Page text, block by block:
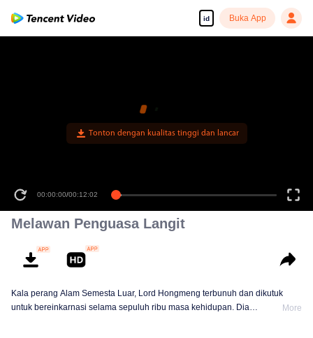
id Buka App
Tonton dengan kualitas tinggi dan lancar
00:00:00/00:12:02
Melawan Penguasa Langit
Kala perang Alam Semesta Luar, Lord Hongmeng terbunuh dan dikutuk
untuk bereinkarnasi selama sepuluh ribu masa kehidupan. Dia
More